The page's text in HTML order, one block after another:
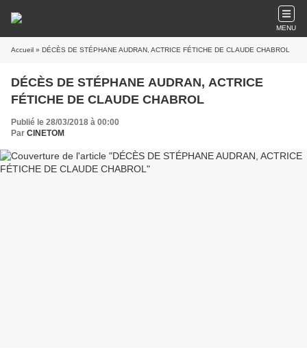
MENU
Accueil » DÉCÈS DE STÉPHANE AUDRAN, ACTRICE FÉTICHE DE CLAUDE CHABROL
DÉCÈS DE STÉPHANE AUDRAN, ACTRICE
FÉTICHE DE CLAUDE CHABROL
Publié le 28/03/2018 à 00:00
Par CINETOM